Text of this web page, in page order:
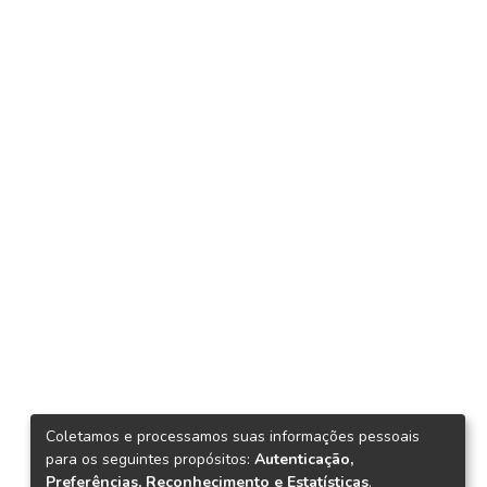
Coletamos e processamos suas informações pessoais
para os seguintes propósitos: Autenticação,
Preferências, Reconhecimento e Estatísticas.